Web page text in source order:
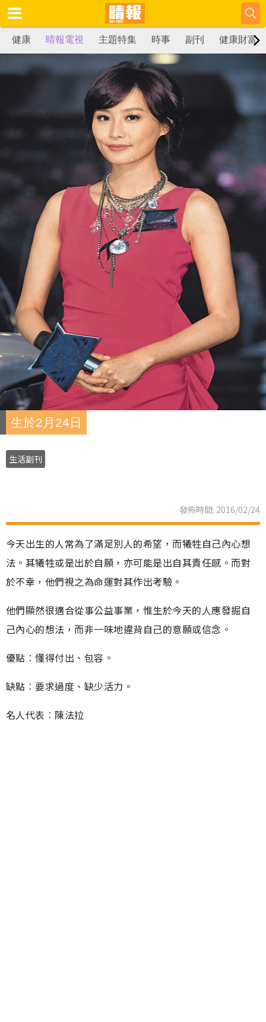
健康 晴報電視 主題特集 時事 副刊 健康財富
生於2月24日
生活副刊
發佈時間: 2016/02/24
今天出生的人常為了滿足別人的希望，而犧牲自己內心想
法。其犧牲或是出於自願，亦可能是出自其責任感。而對
於不幸，他們視之為命運對其作出考驗。
他們顯然很適合從事公益事業，惟生於今天的人應發掘自
己內心的想法，而非一味地違背自己的意願或信念。
優點︰懂得付出、包容。
缺點︰要求過度、缺少活力。
名人代表︰陳法拉